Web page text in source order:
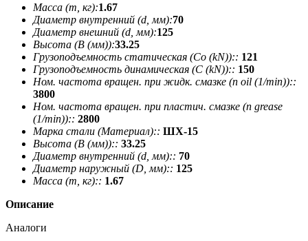
Масса (m, кг):1.67
Диаметр внутренний (d, мм):70
Диаметр внешний (d, мм):125
Высота (В (мм)):33.25
Грузоподъемность статическая (Co (kN)):: 121
Грузоподъемность динамическая (C (kN)):: 150
Ном. частота вращен. при жидк. смазке (n oil (1/min))::
3800
Ном. частота вращен. при пластич. смазке (n grease
(1/min)):: 2800
Марка стали (Материал):: ШХ-15
Высота (В (мм)):: 33.25
Диаметр внутренний (d, мм):: 70
Диаметр наружный (D, мм):: 125
Масса (m, кг):: 1.67
Описание
Аналоги